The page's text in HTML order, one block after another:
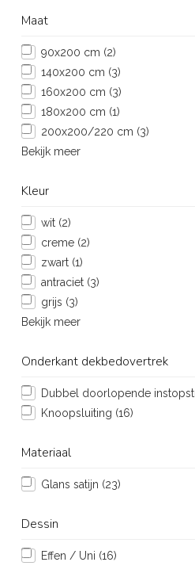
Maat
90x200 cm (2)
140x200 cm (3)
160x200 cm (3)
180x200 cm (1)
200x200/220 cm (3)
Bekijk meer
Kleur
wit (2)
creme (2)
zwart (1)
antraciet (3)
grijs (3)
Bekijk meer
Onderkant dekbedovertrek
Dubbel doorlopende
Knoopsluiting (16)
Materiaal
Glans satijn (23)
Dessin
Effen / Uni (16)